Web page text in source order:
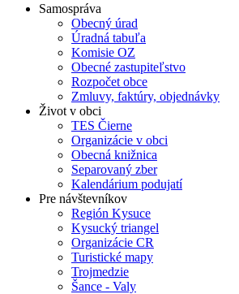
Samospráva
Obecný úrad
Úradná tabuľa
Komisie OZ
Obecné zastupiteľstvo
Rozpočet obce
Zmluvy, faktúry, objednávky
Život v obci
TES Čierne
Organizácie v obci
Obecná knižnica
Separovaný zber
Kalendárium podujatí
Pre návštevníkov
Región Kysuce
Kysucký triangel
Organizácie CR
Turistické mapy
Trojmedzie
Šance - Valy